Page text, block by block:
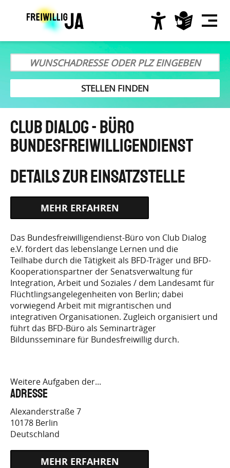
Hauptnavigation
Club Dialog - Büro
Bundesfreiwilligendienst
EINSATZS…
Das Bundesfreiwilligendienst-Büro von Club Dialog
e.V. fördert das lebenslange Lernen und die
Teilhabe durch die Tätigkeit als BFD-Träger und BFD-
Kooperationspartner der Senatsverwaltung für
Integration, Arbeit und Soziales / dem Landesamt für
Flüchtlingsangelegenheiten von Berlin; dabei
vorwiegend Arbeit mit migrantischen und
integrativen Organisationen. Zugleich organisiert und
führt das BFD-Büro als Seminarträger
Bildunsseminare für Bundesfreiwillig durch.
Weitere Aufgaben der...
Adresse
Alexanderstraße 7
10178 Berlin
Deutschland